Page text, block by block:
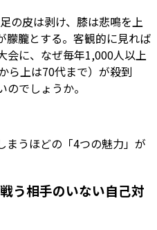
の皮は剥け、膝は悲鳴を上
朦朧とする。客観的に見れば
会に、なぜ毎年1,000人以上
ら上は70代まで）が殺到
でしょうか。
まうほどの「4つの魅力」が
う相手のいない自己対